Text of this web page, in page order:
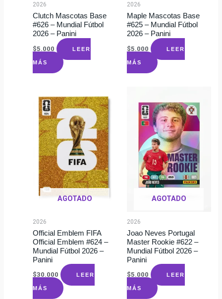
2026
Clutch Mascotas Base
#626 – Mundial Fútbol
2026 – Panini
$5.000 LEER
MÁS
2026
Maple Mascotas Base
#625 – Mundial Fútbol
2026 – Panini
$5.000 LEER
MÁS
AGOTADO
2026
Official Emblem FIFA
Official Emblem #624 –
Mundial Fútbol 2026 –
Panini
$30.000 LEER
MÁS
AGOTADO
2026
Joao Neves Portugal
Master Rookie #622 –
Mundial Fútbol 2026 –
Panini
$5.000 LEER
MÁS